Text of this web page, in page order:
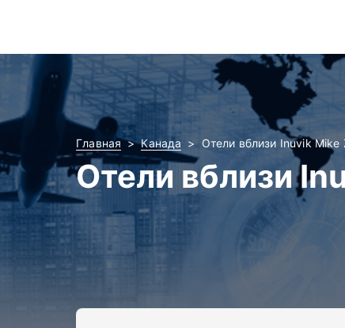
Главная Канада Отели вблизи Inuvik Mike
Отели вблизи